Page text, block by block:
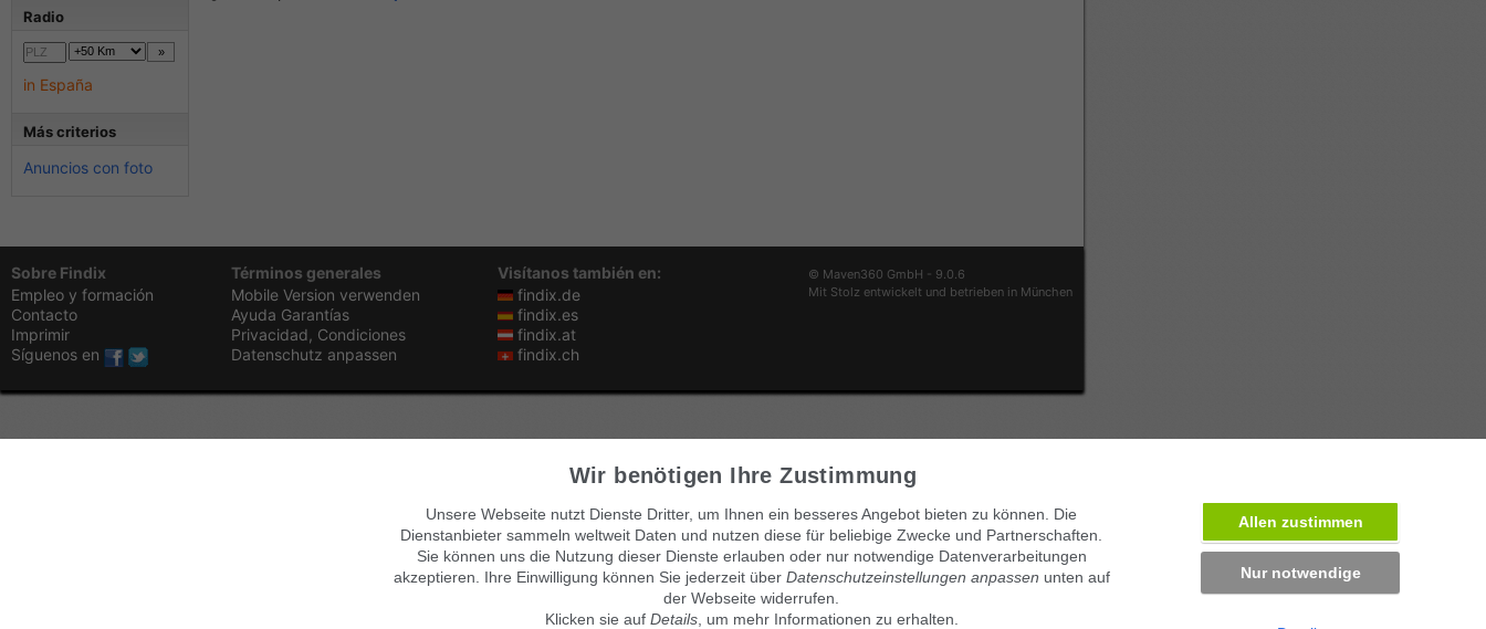
Radio
in España
Más criterios
Anuncios con foto
Sobre Findix
Empleo y formación
Contacto
Imprimir
Síguenos en
Términos generales
Mobile Version verwenden
Ayuda Garantías
Privacidad, Condiciones
Datenschutz anpassen
Visítanos también en:
findix.de
findix.es
findix.at
findix.ch
© Maven360 GmbH - 9.0.6
Mit Stolz entwickelt und betrieben in München
Wir benötigen Ihre Zustimmung
Unsere Webseite nutzt Dienste Dritter, um Ihnen ein besseres Angebot bieten zu können. Die
Dienstanbieter sammeln weltweit Daten und nutzen diese für beliebige Zwecke und Partnerschaften.
Sie können uns die Nutzung dieser Dienste erlauben oder nur notwendige Datenverarbeitungen
akzeptieren. Ihre Einwilligung können Sie jederzeit über Datenschutzeinstellungen anpassen unten auf
der Webseite widerrufen.
Klicken sie auf Details, um mehr Informationen zu erhalten.
Allen zustimmen
Nur notwendige